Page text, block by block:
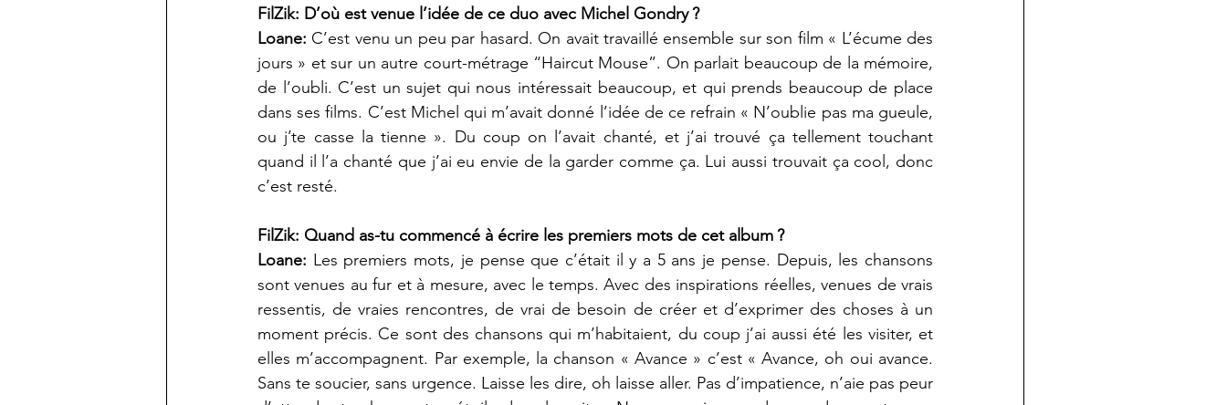
FilZik: D’où est venue l’idée de ce duo avec Michel Gondry ?
Loane: C’est venu un peu par hasard. On avait travaillé ensemble sur son film « L’écume des
jours » et sur un autre court-métrage “Haircut Mouse”. On parlait beaucoup de la mémoire,
de l’oubli. C’est un sujet qui nous intéressait beaucoup, et qui prends beaucoup de place
dans ses films. C’est Michel qui m’avait donné l’idée de ce refrain « N’oublie pas ma gueule,
ou j’te casse la tienne ». Du coup on l’avait chanté, et j’ai trouvé ça tellement touchant
quand il l’a chanté que j’ai eu envie de la garder comme ça. Lui aussi trouvait ça cool, donc
c’est resté.
FilZik: Quand as-tu commencé à écrire les premiers mots de cet album ?
Loane: Les premiers mots, je pense que c’était il y a 5 ans je pense. Depuis, les chansons
sont venues au fur et à mesure, avec le temps. Avec des inspirations réelles, venues de vrais
ressentis, de vraies rencontres, de vrai de besoin de créer et d’exprimer des choses à un
moment précis. Ce sont des chansons qui m’habitaient, du coup j’ai aussi été les visiter, et
elles m’accompagnent. Par exemple, la chanson « Avance » c’est « Avance, oh oui avance.
Sans te soucier, sans urgence. Laisse les dire, oh laisse aller. Pas d’impatience, n’aie pas peur